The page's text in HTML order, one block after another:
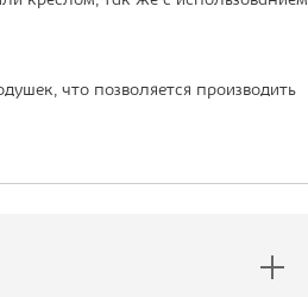
что позволяется производить